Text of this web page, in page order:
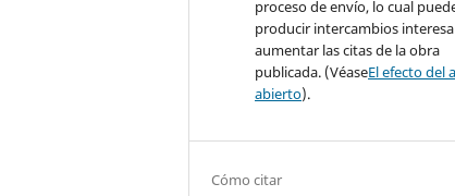
proceso de envío, lo cual
producir intercambios
aumentar las citas de la obra
publicada. (VéaseEl efecto del
abierto).
Cómo citar